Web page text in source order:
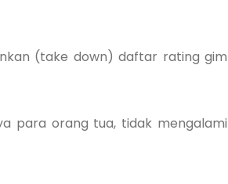
(take down) daftar rating gim
para orang tua, tidak mengalami